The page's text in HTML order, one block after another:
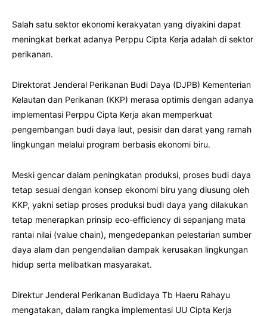
Salah satu sektor ekonomi kerakyatan yang diyakini dapat
meningkat berkat adanya Perppu Cipta Kerja adalah di sektor
perikanan.
Direktorat Jenderal Perikanan Budi Daya (DJPB) Kementerian
Kelautan dan Perikanan (KKP) merasa optimis dengan adanya
implementasi Perppu Cipta Kerja akan memperkuat
pengembangan budi daya laut, pesisir dan darat yang ramah
lingkungan melalui program berbasis ekonomi biru.
Meski gencar dalam peningkatan produksi, proses budi daya
tetap sesuai dengan konsep ekonomi biru yang diusung oleh
KKP, yakni setiap proses produksi budi daya yang dilakukan
tetap menerapkan prinsip eco-efficiency di sepanjang mata
rantai nilai (value chain), mengedepankan pelestarian sumber
daya alam dan pengendalian dampak kerusakan lingkungan
hidup serta melibatkan masyarakat.
Direktur Jenderal Perikanan Budidaya Tb Haeru Rahayu
mengatakan, dalam rangka implementasi UU Cipta Kerja